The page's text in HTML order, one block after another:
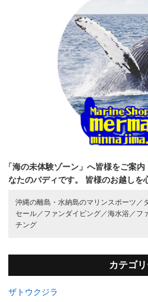
「海の未体験ゾーン」へ皆様をご案内
なたのバディです。
皆様のお越しを
沖縄の離島・水納島のマリンスポーツ／
セール／ ファンダイビング／海水浴／ フ
チング
カテゴ
ザトウクジラ